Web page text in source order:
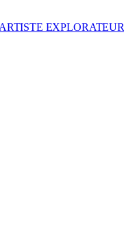
EXPLORATEUR